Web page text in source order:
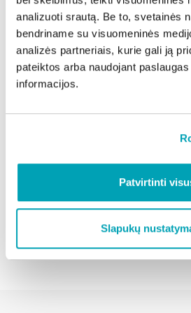
analizuoti srautą. Be to, svetainės
bendriname su visuomeninės
analizės partneriais, kurie gali ją
pateiktos arba naudojant
informacijos.
Patvirtinti
Slapukų
Ramus Velykų savaitgalis
tada, kai visi darbai jau baigti. Jis
anksčiau – nuo sprendimo
liktų vietos ne tik pasiruošimui,
Kai mažiau spaudžiame save
atgaivinančiu laiku.
Dalintis naujiena: